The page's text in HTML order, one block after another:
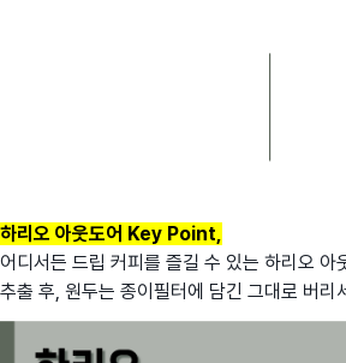
하리오 아웃도어 Key Point,
어디서든 드립 커피를 즐길 수 있는 하리오 아
추출 후, 원두는 종이필터에 담긴 그대로 버리